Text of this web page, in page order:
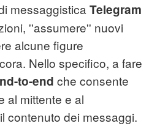
messaggistica Telegram
''assumere'' nuovi
alcune figure
Nello specifico, a fare
to-end che consente
al mittente e al
contenuto dei messaggi.